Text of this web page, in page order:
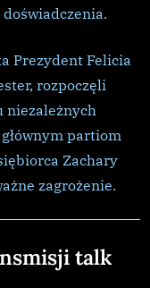
Prezydent Felicia
rozpoczęli
niezależnych
partiom
Zachary
zagrożenie.
talk